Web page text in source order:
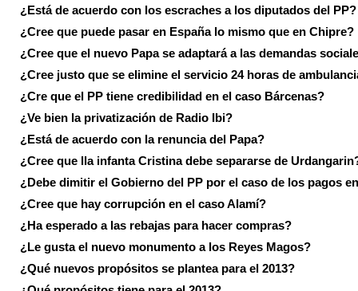
¿Está de acuerdo con los escraches a los diputados del PP?
¿Cree que puede pasar en España lo mismo que en Chipre?
¿Cree que el nuevo Papa se adaptará a las demandas
¿Cree justo que se elimine el servicio 24 horas de
¿Cre que el PP tiene credibilidad en el caso Bárcenas?
¿Ve bien la privatización de Radio Ibi?
¿Está de acuerdo con la renuncia del Papa?
¿Cree que lla infanta Cristina debe separarse de
¿Debe dimitir el Gobierno del PP por el caso de los pagos
¿Cree que hay corrupción en el caso Alamí?
¿Ha esperado a las rebajas para hacer compras?
¿Le gusta el nuevo monumento a los Reyes Magos?
¿Qué nuevos propósitos se plantea para el 2013?